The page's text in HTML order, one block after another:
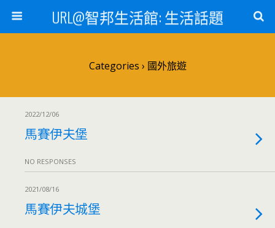
URL@智邦生活館: 生活話題
Categories › 國外旅遊
2022/12/06
馬賽伊夫堡
NO RESPONSES
2021/08/16
馬賽伊夫城堡